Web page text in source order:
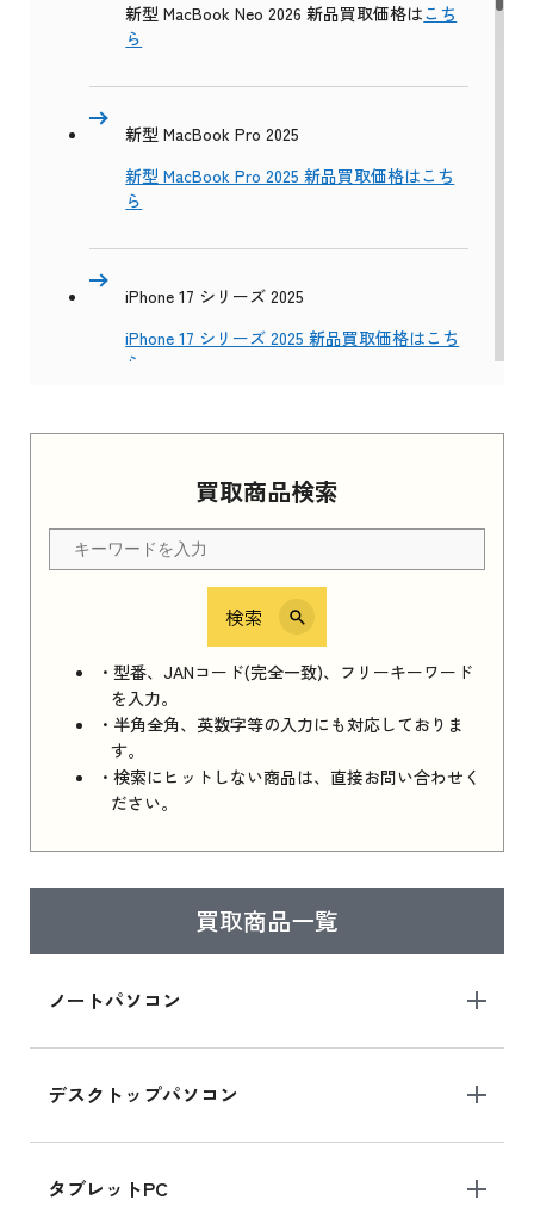
買取商品検索
検索
・型番、JANコード(完全一致)、フリーキーワード
を入力。
・半角全角、英数字等の入力にも対応しておりま
す。
・検索にヒットしない商品は、直接お問い合わせく
ださい。
買取商品一覧
ノートパソコン
デスクトップパソコン
タブレットPC
新型 MacBook Neo 2026 新品買取価格はこち
ら
新型 MacBook Pro 2025
新型 MacBook Pro 2025 新品買取価格はこち
ら
iPhone 17 シリーズ 2025
iPhone 17 シリーズ 2025 新品買取価格はこち
ら
Apple Watch Series 11 2025 新品買取価格はこ
ちら
iPhone 16e シリーズ 2025
iPhone 16e シリーズ 2025 新品買取価格はこち
ら
iPad 11インチ 2025年春モデル
はこちら
ら
iPad mini シリーズ 2024
iPad mini 8.3インチ の新品買取価格